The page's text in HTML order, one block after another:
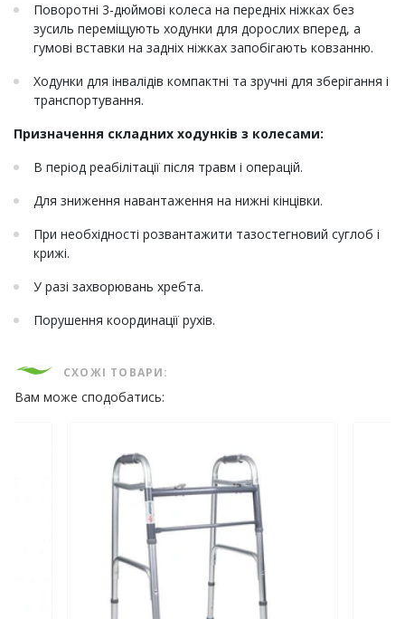
Поворотні 3-дюймові колеса на передніх ніжках без
зусиль переміщують ходунки для дорослих вперед, а
гумові вставки на задніх ніжках запобігають ковзанню.
Ходунки для інвалідів компактні та зручні для зберігання і
транспортування.
Призначення складних ходунків з колесами:
В період реабілітації після травм і операцій.
Для зниження навантаження на нижні кінцівки.
При необхідності розвантажити тазостегновий суглоб і
крижі.
У разі захворювань хребта.
Порушення координації рухів.
СХОЖІ ТОВАРИ:
Вам може сподобатись: